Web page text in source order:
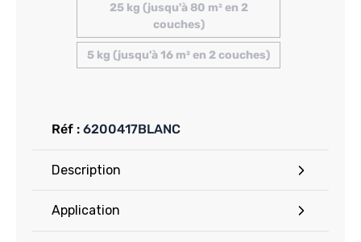
Réf : 6200417BLANC
Description
Application
25 kg (jusqu'à 80 m² en 2
couches)
5 kg (jusqu'à 16 m² en 2 couches)